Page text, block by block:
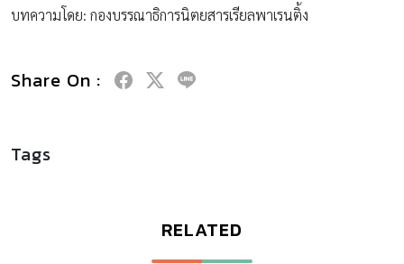
บทความโดย: กองบรรณาธิการนิตยสารเรียลพาเรนติ้ง
Share On :
Tags
RELATED